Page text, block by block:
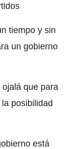
tiempo y sin
un gobierno
que para
posibilidad
está